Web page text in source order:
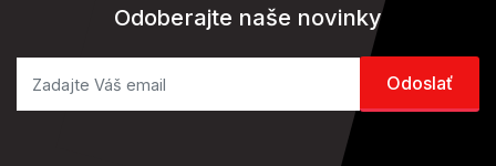
Odoberajte naše novinky